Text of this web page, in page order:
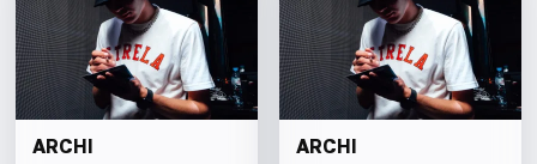
ARCHI ARCHI